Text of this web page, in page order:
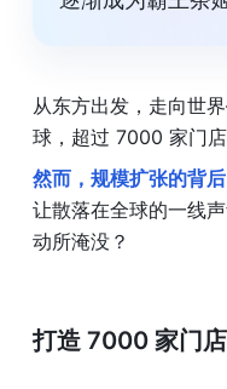
从东方出发，走向世
球，超过 7000 家门店
然而，规模扩张的背
让散落在全球的一线
动所淹没？
打造 7000 家门店